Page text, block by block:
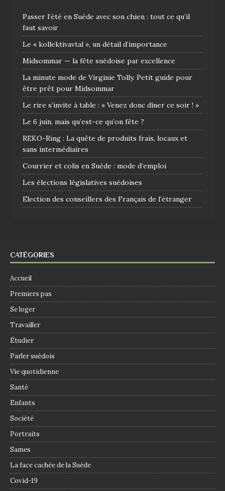
Passer l’été en Suède avec son chien : tout ce qu’il
faut savoir
Le « kollektivavtal », un détail d’importance
Midsommar — la fête suédoise par excellence
La minute mode de Virginie Tolly. Petit guide pour
être prêt pour Midsommar
Le rire s’invite à table : « Venez donc dîner ce soir ! »
Le 6 juin, mais qu’est-ce qu’on fête ?
REKO-Ring : La quête de produits frais, locaux et
sans intermédiaires
Courrier et colis en Suède : mode d’emploi
Les élections législatives suédoises
Election des conseillers des Français de l’étranger
CATÉGORIES
Accueil
Premiers pas
Se loger
Travailler
Étudier
Parler suédois
Vie quotidienne
Santé
Enfants
Société
Portraits
Sames
La face cachée de la Suède
Covid-19